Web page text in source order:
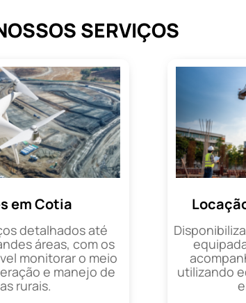
SERVIÇOS
em Cotia
detalhados até
áreas, com os
monitorar o meio
e manejo de
rurais.
utilizando